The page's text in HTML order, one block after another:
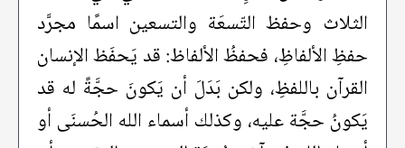
الثلاث وحفظ التّسعَة والتسعين اسمًا مجرَّد
حفظِ الألفاظِ، فحفظُ الألفاظ: قد يَحفَظ الإنسان
القرآن باللفظِ، ولكن بَدَلَ أن يَكونَ حجَّةً له قد
يَكونُ حجَّة عليه، وكذلك أسماء الله الحُسنَى أو